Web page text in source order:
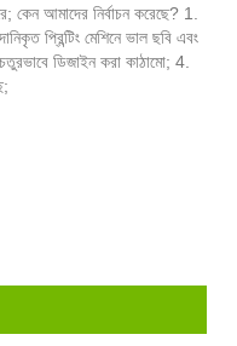
কেন আমাদের নির্বাচন করেছে? 1.
প্রিন্টিং মেশিনে ভাল ছবি এবং
ডিজাইন করা কাঠামো; 4.